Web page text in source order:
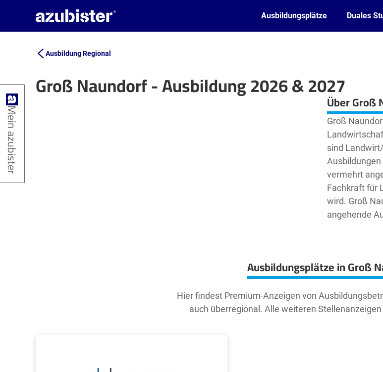
Ausbildungsplätze Duales
Ausbildung Regional
Groß Naundorf - Ausbildung 2026 & 2027
Leaflet| ©OpenStreetMap2contributors Über Groß
Groß
sind
vermehrt
Fachkraft für
wird. Groß
angehende
Ausbildungsplätze in Groß
Hier findest Premium-Anzeigen von
auch überregional. Alle weiteren
Mein azubister